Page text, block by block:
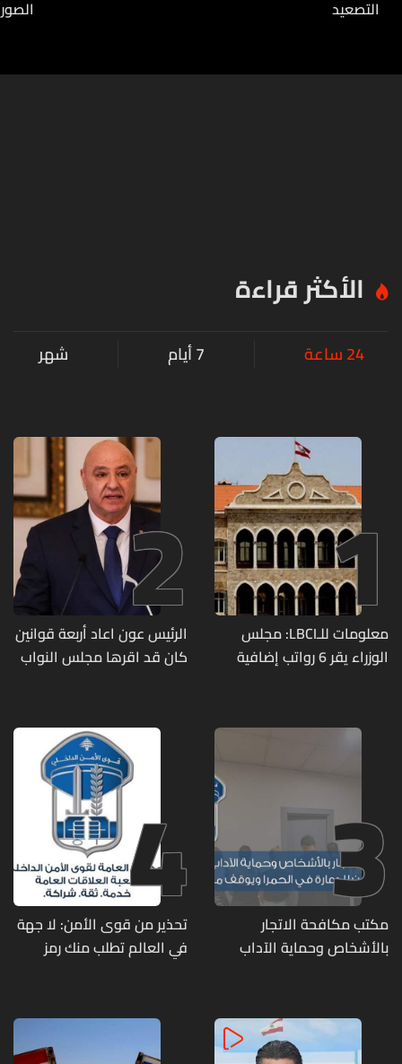
التصعيد
الأكثر قراءة
24 ساعة 7 أيام شهر
1
معلومات للـLBCI: مجلس
الوزراء يقر 6 رواتب إضافية
منذ آذار
2
الرئيس عون اعاد أربعة قوانين
كان قد اقرها مجلس النواب
3
مكتب مكافحة الاتجار
بالأشخاص وحماية الآداب
متورطين
4
تحذير من قوى الأمن: لا جهة
في العالم تطلب منك رمز